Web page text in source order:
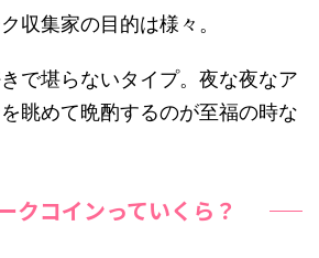
収集家の目的は様々。
で堪らないタイプ。夜な夜なア
眺めて晩酌するのが至福の時な
クコインっていくら？